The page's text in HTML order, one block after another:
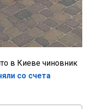
в Киеве чиновник
со счета